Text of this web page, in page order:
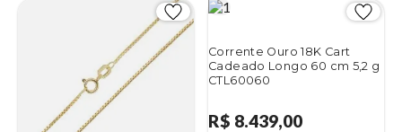
Corrente Ouro 18K Cart
Cadeado Longo 60 cm 5,2 g
CTL60060
R$ 8.439,00